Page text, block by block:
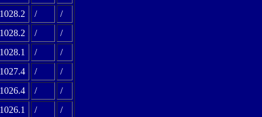
1028.2 /
/
1028.2 /
/
1028.1 /
/
1027.4 /
/
1026.4 /
/
1026.1 /
/